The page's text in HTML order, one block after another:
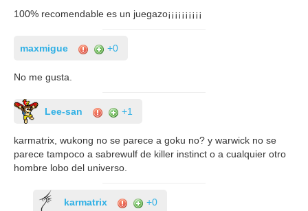
100% recomendable es un juegazo¡¡¡¡¡¡¡¡¡¡
maxmigue +0
No me gusta.
Lee-san +1
karmatrix, wukong no se parece a goku no? y warwick no se
parece tampoco a sabrewulf de killer instinct o a cualquier otro
hombre lobo del universo.
karmatrix +0